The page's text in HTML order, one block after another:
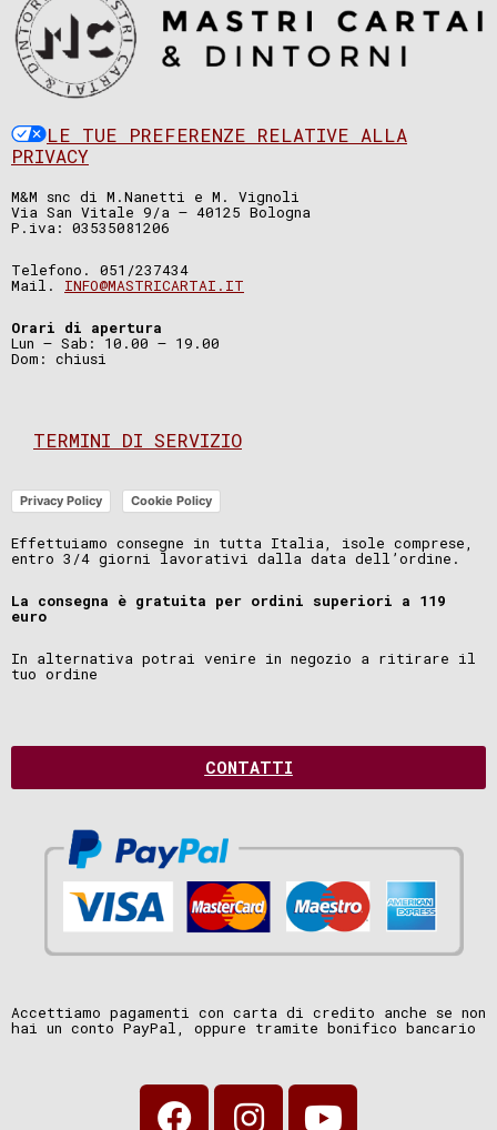
LE TUE PREFERENZE RELATIVE ALLA
PRIVACY
M&M snc di M.Nanetti e M. Vignoli
Via San Vitale 9/a – 40125 Bologna
P.iva: 03535081206
Telefono. 051/237434
Mail. INFO@MASTRICARTAI.IT
Orari di apertura
Lun – Sab: 10.00 – 19.00
Dom: chiusi
TERMINI DI SERVIZIO
Privacy Policy Cookie Policy
Effettuiamo consegne in tutta Italia, isole comprese,
entro 3/4 giorni lavorativi dalla data dell’ordine.
La consegna è gratuita per ordini superiori a 119
euro
In alternativa potrai venire in negozio a ritirare il
tuo ordine
CONTATTI
Accettiamo pagamenti con carta di credito anche se non
hai un conto PayPal, oppure tramite bonifico bancario